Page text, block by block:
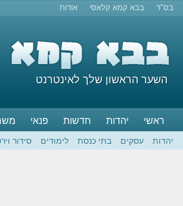
בס"ד בבא קמא קלאסי אודות
השער הראשון שלך לאינטרנט
ראשי יהדות חדשות פנאי
יהדות עסקים בתי כנסת לימודים סידור